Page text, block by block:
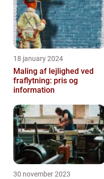
18 january 2024
Maling af lejlighed ved
fraflytning: pris og
information
30 november 2023